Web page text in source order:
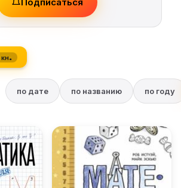
кн.
по дате по названию по году